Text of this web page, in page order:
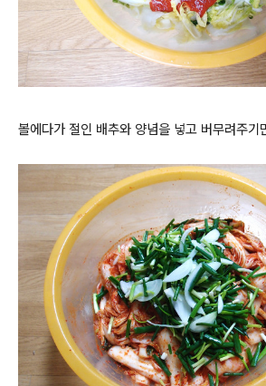
볼에다가 절인 배추와 양념을 넣고 버무려주기